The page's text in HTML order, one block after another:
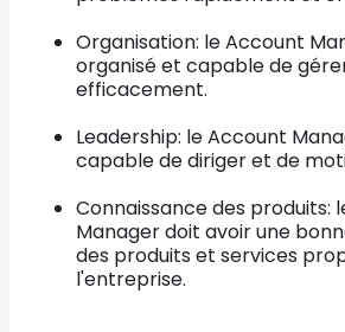
Organisation: le Account
organisé et capable de
efficacement.
Leadership: le Account
capable de diriger et de
Connaissance des produits:
Manager doit avoir une
des produits et services
l'entreprise.